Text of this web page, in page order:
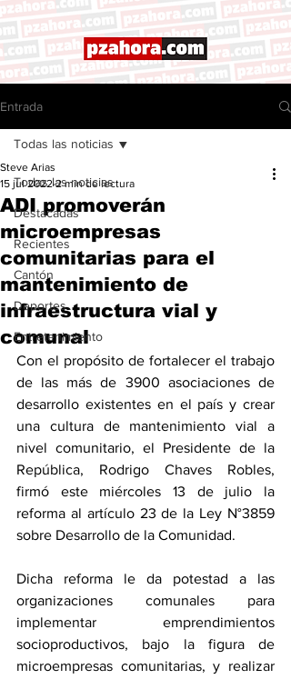
Entrada
Todas las noticias
Destacadas
Recientes
Cantón
Deportes
Entretenimiento
Todas las noticias
ADI promoverán
microempresas
comunitarias para el
mantenimiento de
infraestructura vial y
comunal
Steve Arias
15 jul 2022 2 min de lectura
Con el propósito de fortalecer el trabajo
de las más de 3900 asociaciones de
desarrollo existentes en el país y crear
una cultura de mantenimiento vial a
nivel comunitario, el Presidente de la
República, Rodrigo Chaves Robles,
firmó este miércoles 13 de julio la
reforma al artículo 23 de la Ley N°3859
sobre Desarrollo de la Comunidad.
Dicha reforma le da potestad a las
organizaciones comunales para
implementar emprendimientos
socioproductivos, bajo la figura de
microempresas comunitarias, y realizar